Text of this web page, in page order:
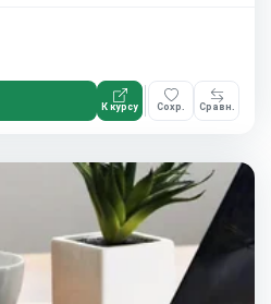
К курсу Сохр. Сравн.